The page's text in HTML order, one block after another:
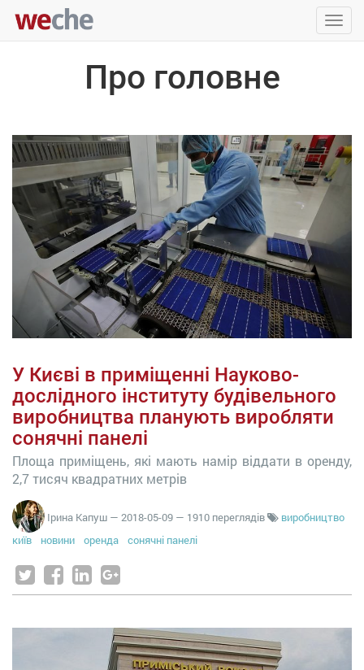
Про головне
У Києві в приміщенні Науково-
дослідного інституту будівельного
виробництва планують виробляти
сонячні панелі
Площа приміщень, які мають намір віддати в оренду,
2,7 тисяч квадратних метрів
Ірина Капуш — 2018-05-09 — 1910 переглядів
виробництво
київ
новини оренда сонячні панелі